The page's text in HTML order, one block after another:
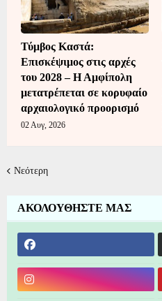
Τύμβος Καστά:
Επισκέψιμος στις αρχές
του 2028 – Η Αμφίπολη
μετατρέπεται σε κορυφαίο
αρχαιολογικό προορισμό
02 Αυγ, 2026
Νεότερη
ΑΚΟΛΟΥΘΗΣΤΕ ΜΑΣ